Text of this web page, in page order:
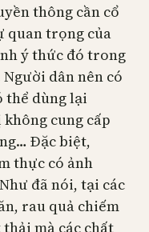
thông cần cổ
quan trọng của
ý thức đó trong
dân nên có
thể dùng lại
cung cấp
Đặc biệt,
thực có ảnh
đã nói, tại các
rau quả chiếm
mà các chất